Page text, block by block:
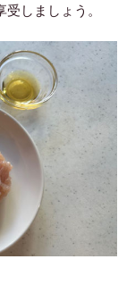
しましょう。